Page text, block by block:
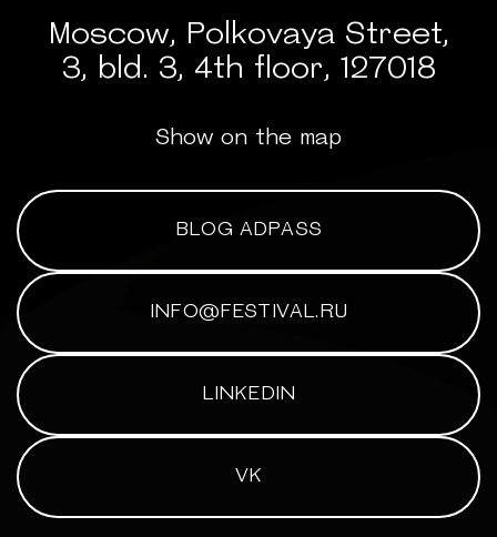
Moscow, Polkovaya Street,
3, bld. 3, 4th floor, 127018
Show on the map
BLOG ADPASS
INFO@FESTIVAL.RU
LINKEDIN
VK